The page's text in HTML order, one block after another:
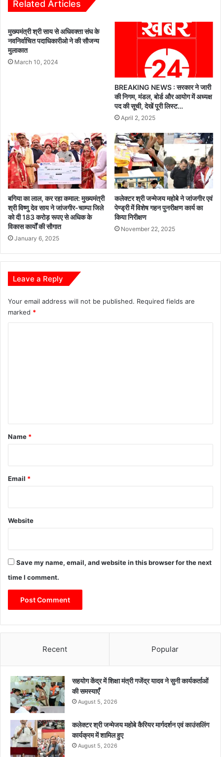
आ
स
न
प
र
अ
न
श
न
भू
ण
श्री
म
ती
जा
ना
हा
ल
चा
ल
,
दू
र
भा
ष
र
प
नों
से
की
Related Articles
मुख्यमंत्री श्री साय से अधिवक्ता संघ के
नवनिर्वाचित पदाधिकारीओ ने की सौजन्य
मुलाकात
March 10, 2024
BREAKING NEWS : सरकार ने जारी
की निगम, मंडल, बोर्ड और आयोग में अध्यक्ष
पद की सूची, देखें पूरी लिस्ट…
April 2, 2025
बगिया का लाल, कर रहा कमाल: मुख्यमंत्री
श्री विष्णु देव साय ने जांजगीर-चाम्पा जिले
को दी 183 करोड़ रूपए से अधिक के
विकास कार्यों की सौगात
January 6, 2025
कलेक्टर श्री जन्मेजय महोबे ने जांजगीर एवं
पेण्ड्री में विशेष गहन पुनरीक्षण कार्य का
किया निरीक्षण
November 22, 2025
Leave a Reply
Your email address will not be published. Required fields are
marked *
*
Name *
Email *
Website
Save my name, email, and website in this browser for the next
time I comment.
Recent Popular
सहयोग केंद्र में शिक्षा मंत्री गजेंद्र यादव ने सुनी कार्यकर्ताओं
की समस्याएँ
August 5, 2026
कलेक्टर श्री जन्मेजय महोबे कैरियर मार्गदर्शन एवं काउंसलिंग
कार्यक्रम में शामिल हुए
August 5, 2026